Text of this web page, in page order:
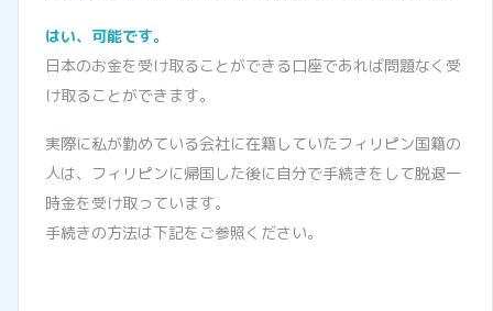
はい、可能です。
日本のお金を受け取ることができる口座であれば問題なく受
け取ることができます。
実際に私が勤めている会社に在籍していたフィリピン国籍の
人は、フィリピンに帰国した後に自分で手続きをして脱退一
時金を受け取っています。
手続きの方法は下記をご参照ください。